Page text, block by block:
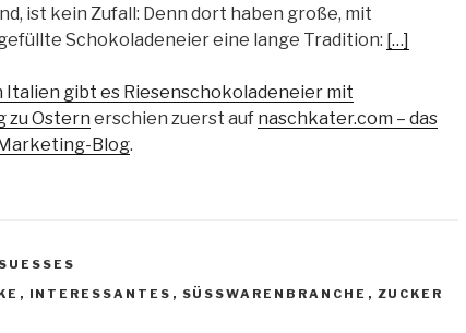
ist kein Zufall: Denn dort haben große, mit
Schokoladeneier eine lange Tradition: […]
Italien gibt es Riesenschokoladeneier mit
zu Ostern erschien zuerst auf naschkater.com – das
Blog.
, INTERESSANTES , SÜSSWARENBRANCHE , ZUCKER